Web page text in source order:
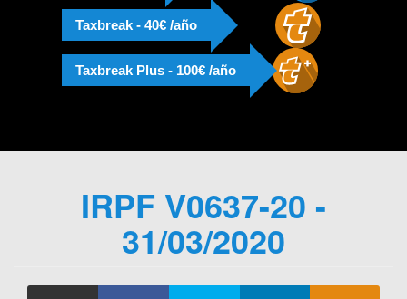
Taxbreak - 40€ /año
Taxbreak Plus - 100€ /año
IRPF V0637-20 -
31/03/2020